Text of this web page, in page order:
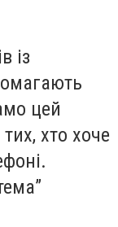
із
цей
хто хоче